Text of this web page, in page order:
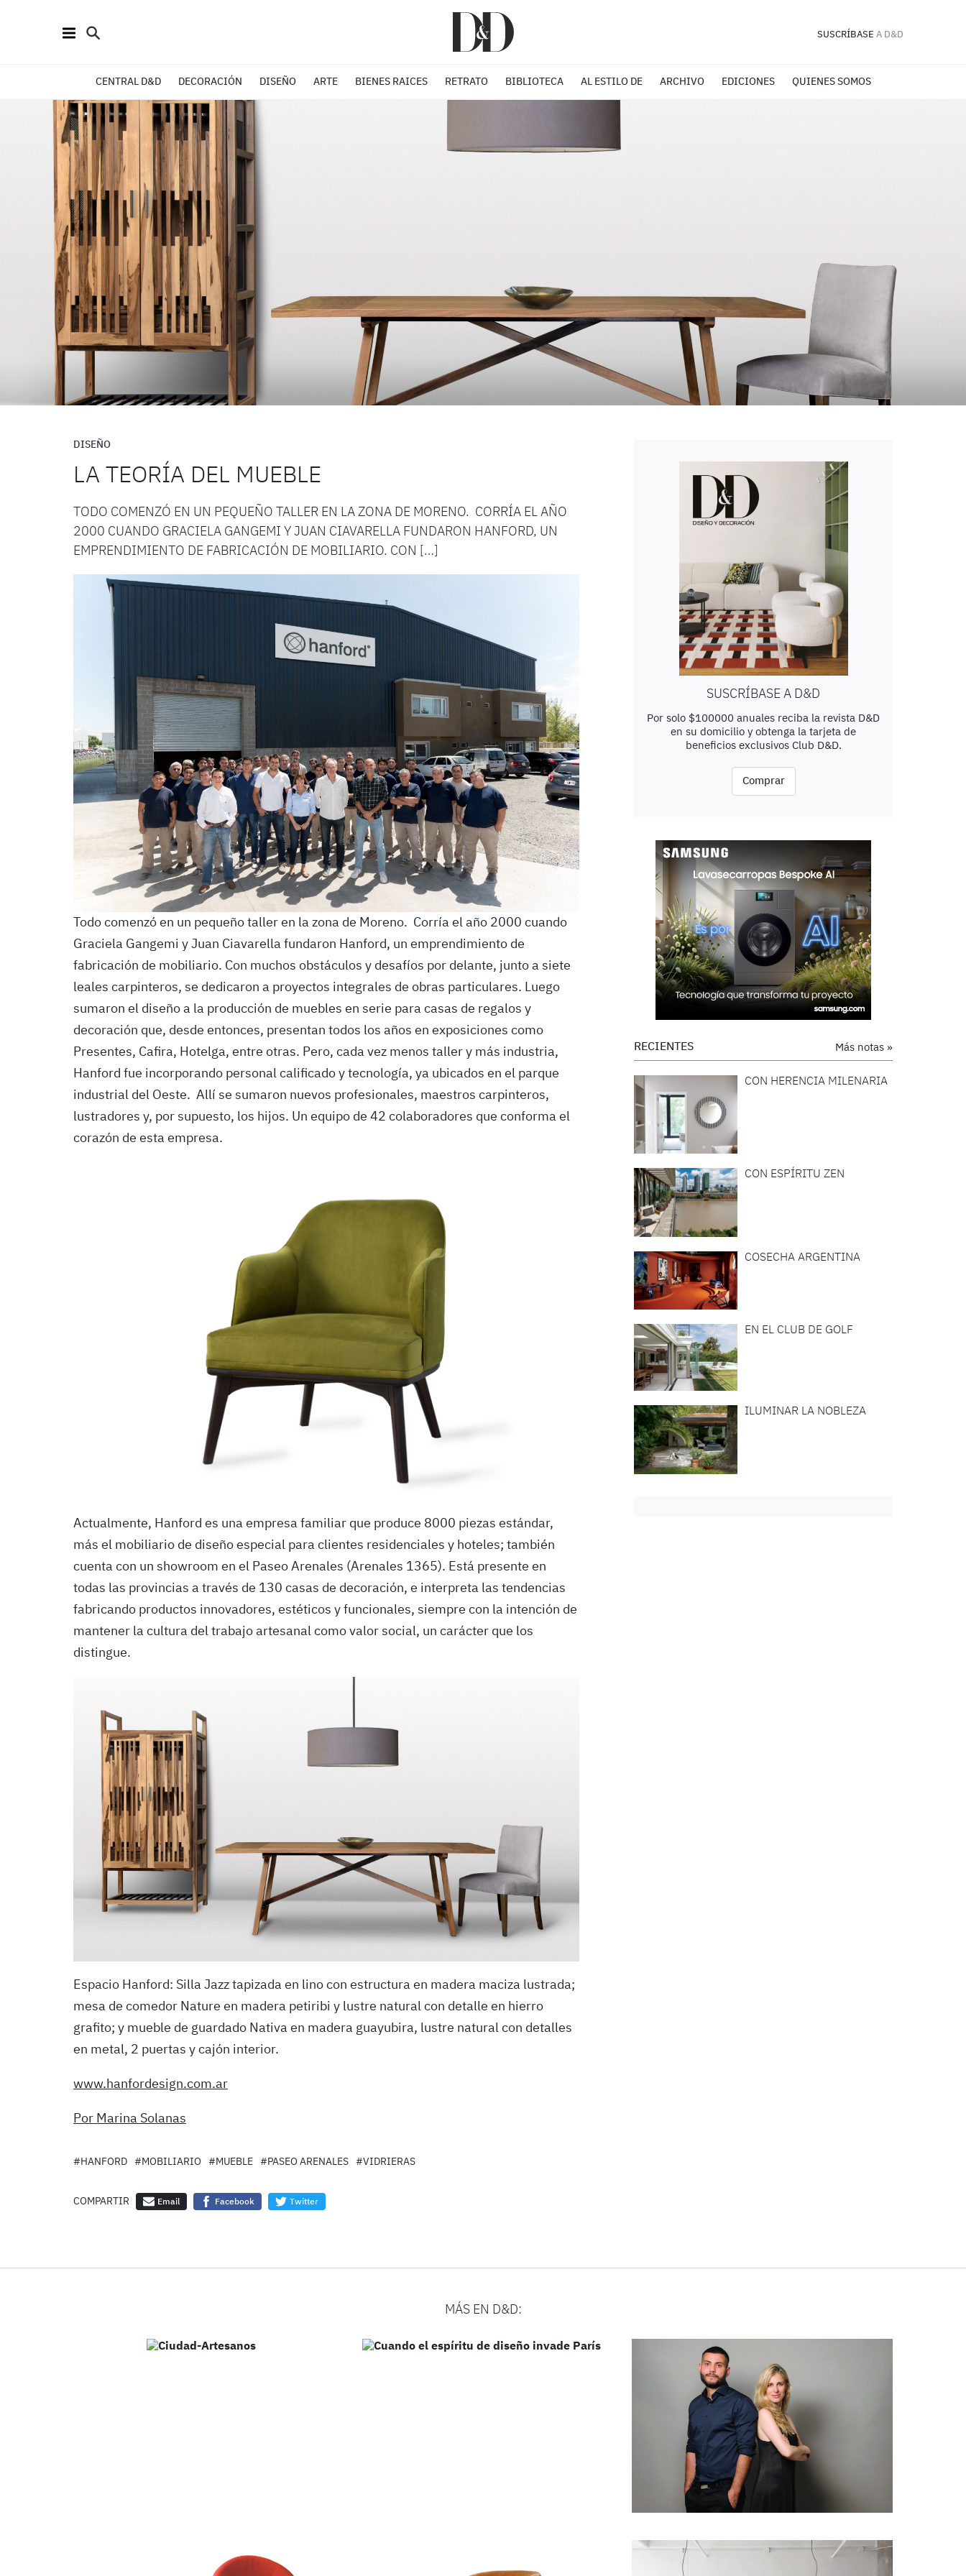
SUSCRÍBASE A D&D
CENTRAL D&D DECORACIÓN DISEÑO ARTE BIENES RAICES RETRATO BIBLIOTECA AL ESTILO DE ARCHIVO EDICIONES QUIENES SOMOS
DISEÑO
LA TEORÍA DEL MUEBLE
TODO COMENZÓ EN UN PEQUEÑO TALLER EN LA ZONA DE MORENO. CORRÍA EL AÑO
2000 CUANDO GRACIELA GANGEMI Y JUAN CIAVARELLA FUNDARON HANFORD, UN
EMPRENDIMIENTO DE FABRICACIÓN DE MOBILIARIO. CON […]
Todo comenzó en un pequeño taller en la zona de Moreno. Corría el año 2000 cuando
Graciela Gangemi y Juan Ciavarella fundaron Hanford, un emprendimiento de
fabricación de mobiliario. Con muchos obstáculos y desafíos por delante, junto a siete
leales carpinteros, se dedicaron a proyectos integrales de obras particulares. Luego
sumaron el diseño a la producción de muebles en serie para casas de regalos y
decoración que, desde entonces, presentan todos los años en exposiciones como
Presentes, Cafira, Hotelga, entre otras. Pero, cada vez menos taller y más industria,
Hanford fue incorporando personal calificado y tecnología, ya ubicados en el parque
industrial del Oeste. Allí se sumaron nuevos profesionales, maestros carpinteros,
lustradores y, por supuesto, los hijos. Un equipo de 42 colaboradores que conforma el
corazón de esta empresa.
Actualmente, Hanford es una empresa familiar que produce 8000 piezas estándar,
más el mobiliario de diseño especial para clientes residenciales y hoteles; también
cuenta con un showroom en el Paseo Arenales (Arenales 1365). Está presente en
todas las provincias a través de 130 casas de decoración, e interpreta las tendencias
fabricando productos innovadores, estéticos y funcionales, siempre con la intención de
mantener la cultura del trabajo artesanal como valor social, un carácter que los
distingue.
Espacio Hanford: Silla Jazz tapizada en lino con estructura en madera maciza lustrada;
mesa de comedor Nature en madera petiribi y lustre natural con detalle en hierro
grafito; y mueble de guardado Nativa en madera guayubira, lustre natural con detalles
en metal, 2 puertas y cajón interior.
www.hanfordesign.com.ar
Por Marina Solanas
#HANFORD #MOBILIARIO #MUEBLE #PASEO ARENALES #VIDRIERAS
COMPARTIR Email Facebook Twitter
SUSCRÍBASE A D&D
Por solo $100000 anuales reciba la revista D&D
en su domicilio y obtenga la tarjeta de
beneficios exclusivos Club D&D.
Comprar
Más notas »
RECIENTES
CON HERENCIA MILENARIA
CON ESPÍRITU ZEN
COSECHA ARGENTINA
EN EL CLUB DE GOLF
ILUMINAR LA NOBLEZA
MÁS EN D&D: